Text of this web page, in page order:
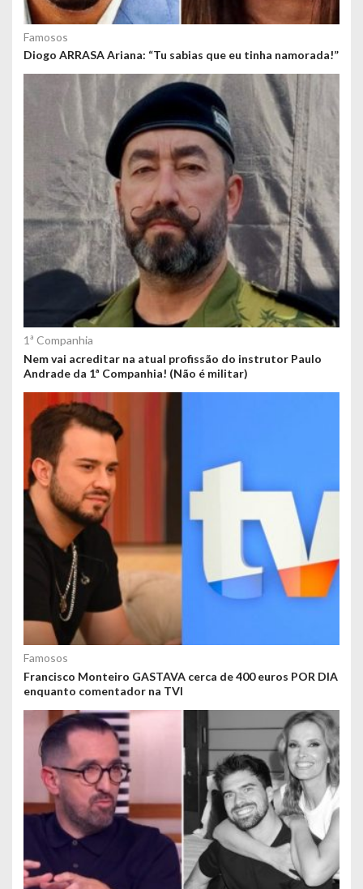
Famosos
Diogo ARRASA Ariana: “Tu sabias que eu tinha namorada!”
1ª Companhia
Nem vai acreditar na atual profissão do instrutor Paulo
Andrade da 1ª Companhia! (Não é militar)
Famosos
Francisco Monteiro GASTAVA cerca de 400 euros POR DIA
enquanto comentador na TVI